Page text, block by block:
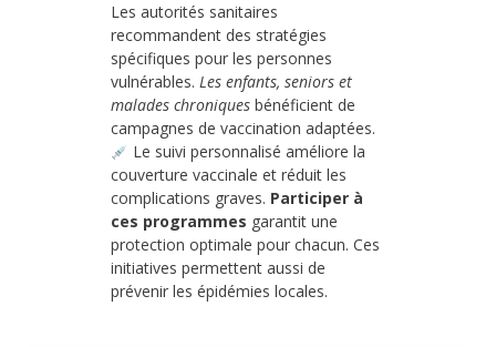
Les autorités sanitaires
recommandent des stratégies
spécifiques pour les personnes
vulnérables. Les enfants, seniors et
malades chroniques bénéficient de
campagnes de vaccination adaptées.
Le suivi personnalisé améliore la
couverture vaccinale et réduit les
complications graves. Participer à
ces programmes garantit une
protection optimale pour chacun. Ces
initiatives permettent aussi de
prévenir les épidémies locales.